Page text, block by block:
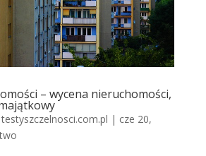
– wycena nieruchomości,
testyszczelnosci.com.pl | cze 20,